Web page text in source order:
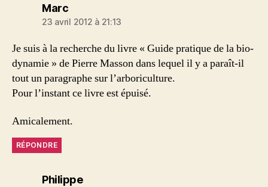
Marcdit :
23 avril 2012 à 21:13
Je suis à la recherche du livre « Guide pratique de la bio-
dynamie » de Pierre Masson dans lequel il y a paraît-il
tout un paragraphe sur l’arboriculture.
Pour l’instant ce livre est épuisé.
Amicalement.
RÉPONDRE
Philippedit :